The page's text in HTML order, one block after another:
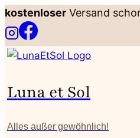
Zum
Inhalt
springen
kostenloser Versand
Luna et Sol
Alles außer gewöhnlich!